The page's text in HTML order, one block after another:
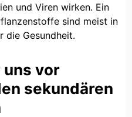
und Viren wirken. Ein
sind meist in
die Gesundheit.
uns vor
sekundären